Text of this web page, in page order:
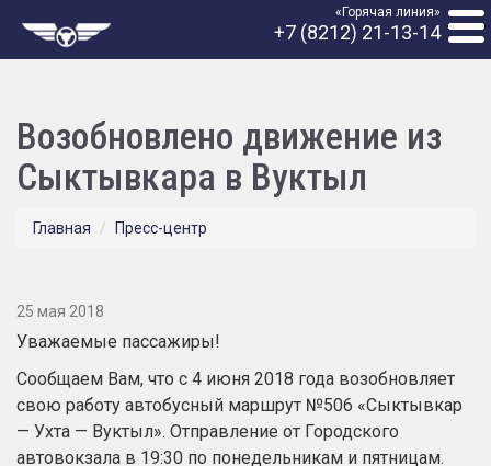
«Горячая линия»
+7 (8212) 21-13-14
Возобновлено движение из
Сыктывкара в Вуктыл
Главная Пресс-центр
25 мая 2018
Уважаемые пассажиры!
Сообщаем Вам, что с 4 июня 2018 года возобновляет
свою работу автобусный маршрут №506 «Сыктывкар
— Ухта — Вуктыл». Отправление от Городского
автовокзала в 19:30 по понедельникам и пятницам.